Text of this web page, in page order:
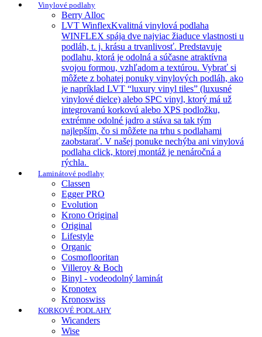
Vinylové podlahy
Berry Alloc
LVT WinflexKvalitná vinylová podlaha
WINFLEX spája dve najviac žiaduce vlastnosti u
podláh, t. j. krásu a trvanlivosť. Predstavuje
podlahu, ktorá je odolná a súčasne atraktívna
svojou formou, vzhľadom a textúrou. Vybrať si
môžete z bohatej ponuky vinylových podláh, ako
je napríklad LVT “luxury vinyl tiles” (luxusné
vinylové dielce) alebo SPC vinyl, ktorý má už
integrovanú korkovú alebo XPS podložku,
extrémne odolné jadro a stáva sa tak tým
najlepším, čo si môžete na trhu s podlahami
zaobstarať. V našej ponuke nechýba ani vinylová
podlaha click, ktorej montáž je nenáročná a
rýchla.
Laminátové podlahy
Classen
Egger PRO
Evolution
Krono Original
Original
Lifestyle
Organic
Cosmoflooritan
Villeroy & Boch
Binyl - vodeodolný laminát
Kronotex
Kronoswiss
KORKOVÉ PODLAHY
Wicanders
Wise